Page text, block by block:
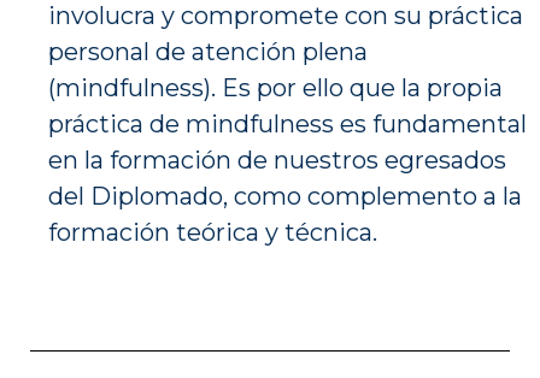
involucra y compromete con su práctica
personal de atención plena
(mindfulness). Es por ello que la propia
práctica de mindfulness es fundamental
en la formación de nuestros egresados
del Diplomado, como complemento a la
formación teórica y técnica.